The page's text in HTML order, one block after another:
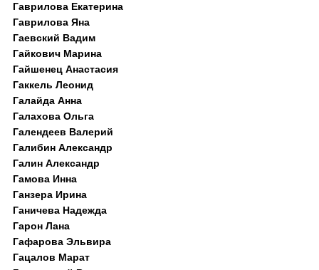
Гаврилова Екатерина
Гаврилова Яна
Гаевский Вадим
Гайкович Марина
Гайшенец Анастасия
Гаккель Леонид
Галайда Анна
Галахова Ольга
Галендеев Валерий
Галибин Александр
Галин Александр
Гамова Инна
Ганзера Ирина
Ганичева Надежда
Гарон Лана
Гафарова Эльвира
Гацалов Марат